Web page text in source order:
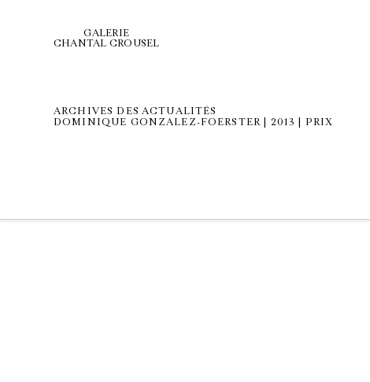
GALERIE
CHANTAL CROUSEL
ARCHIVES DES ACTUALITÉS
DOMINIQUE GONZALEZ-FOERSTER | 2013 | PRIX